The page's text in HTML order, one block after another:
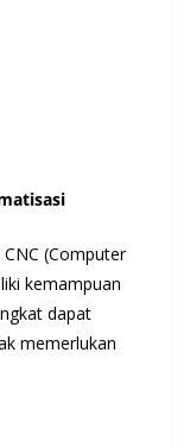
(Computer
kemampuan
dapat
memerlukan